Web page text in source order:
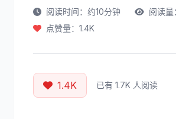
阅读时间：约10分钟
阅读量
点赞量：1.4K
1.4K 已有 1.7K 人阅读